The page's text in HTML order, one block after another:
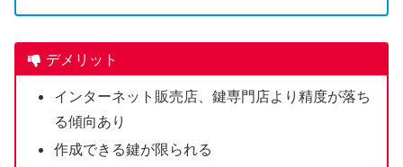
デメリット
インターネット販売店、鍵専門店より精度が落ち
る傾向あり
作成できる鍵が限られる